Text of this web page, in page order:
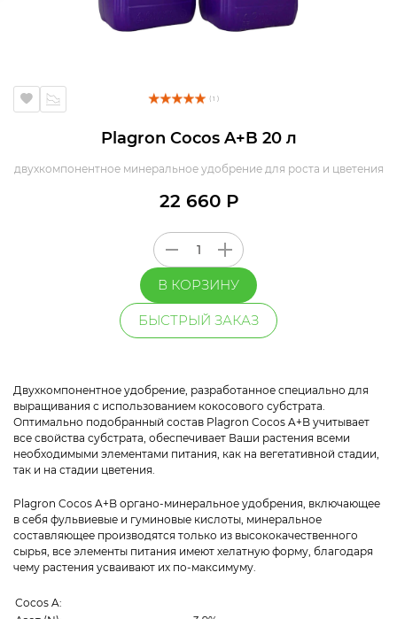
( 1 )
Plagron Cocos A+B 20 л
двухкомпонентное минеральное удобрение для роста и цветения
22 660 Р
В КОРЗИНУ
БЫСТРЫЙ ЗАКАЗ
Двухкомпонентное удобрение, разработанное специально для
выращивания с использованием кокосового субстрата.
Оптимально подобранный состав Plagron Cocos A+B учитывает
все свойства субстрата, обеспечивает Ваши растения всеми
необходимыми элементами питания, как на вегетативной стадии,
так и на стадии цветения.
Plagron Cocos A+B органо-минеральное удобрения, включающее
в себя фульвиевые и гуминовые кислоты, минеральное
составляющее производятся только из высококачественного
сырья, все элементы питания имеют хелатную форму, благодаря
чему растения усваивают их по-максимуму.
Сocos A: